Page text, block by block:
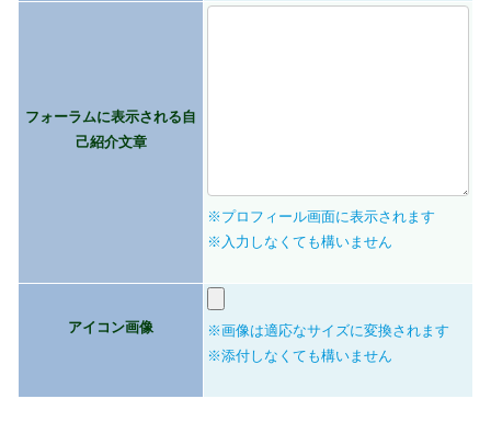
フォーラムに表示される自
己紹介文章
※プロフィール画面に表示されます
※入力しなくても構いません
アイコン画像
※画像は適応なサイズに変換されます
※添付しなくても構いません